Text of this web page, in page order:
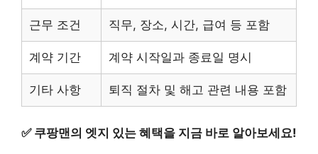
근무 조건 직무, 장소, 시간, 급여 등 포함
계약 기간 계약 시작일과 종료일 명시
기타 사항 퇴직 절차 및 해고 관련 내용 포함
✅ 쿠팡맨의 엣지 있는 혜택을 지금 바로 알아보세요!